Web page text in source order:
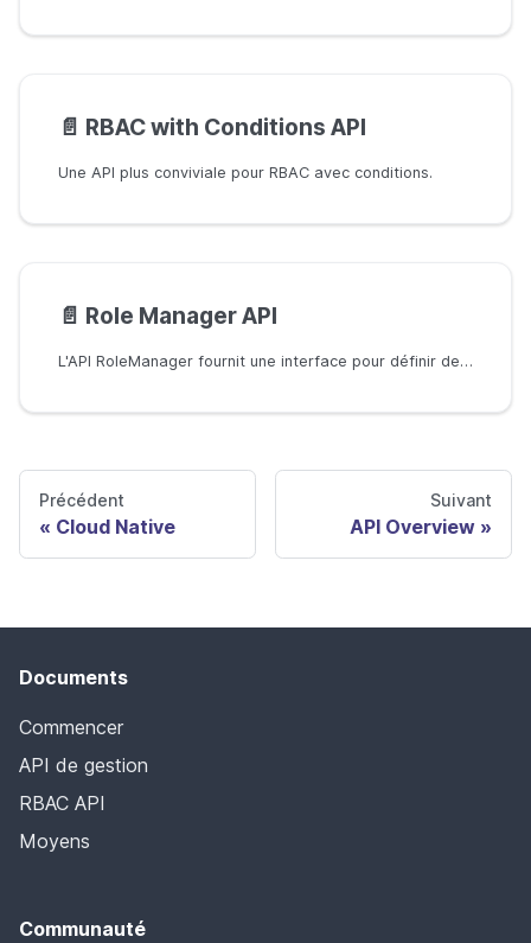
📄️ RBAC with Conditions API
Une API plus conviviale pour RBAC avec conditions.
📄️ Role Manager API
L'API RoleManager fournit une interface pour définir des opérations pour gérer les rôles. L'ajout d'une fonction de correspondance au RoleManager permet l'utilisation de caractères génériques dans les noms de rôles et les domaines.
Précédent
Cloud Native
Suivant
API Overview
Documents
Commencer
API de gestion
RBAC API
Moyens
Communauté